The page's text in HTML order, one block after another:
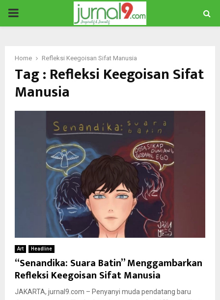
PRIMARY
Home Refleksi Keegoisan Sifat Manusia
Tag : Refleksi Keegoisan Sifat
Manusia
Art Headline
“Senandika: Suara Batin” Menggambarkan
Refleksi Keegoisan Sifat Manusia
JAKARTA, jurnal9.com – Penyanyi muda pendatang baru